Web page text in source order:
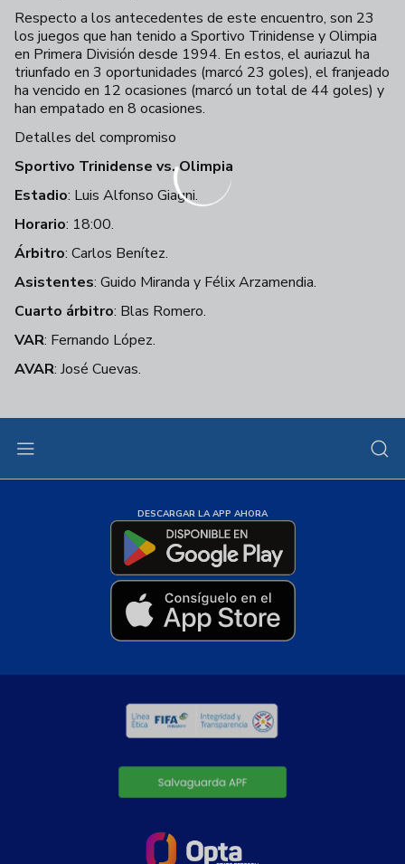
Respecto a los antecedentes de este encuentro, son 23
los juegos que han tenido a Sportivo Trinidense y Olimpia
en Primera División desde 1994. En estos, el auriazul ha
triunfado en 3 oportunidades (marcó 23 goles), el franjeado
ha vencido en 12 ocasiones (marcó un total de 44 goles) y
han empatado en 8 ocasiones.
Detalles del compromiso
Sportivo Trinidense vs. Olimpia
Estadio: Luis Alfonso Giagni.
Horario: 18:00.
Árbitro: Carlos Benítez.
Asistentes: Guido Miranda y Félix Arzamendia.
Cuarto árbitro: Blas Romero.
VAR: Fernando López.
AVAR: José Cuevas.
DESCARGAR LA APP AHORA